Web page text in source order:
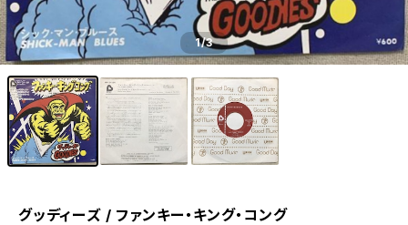
1/3
グッディーズ / ファンキー・キング・コング